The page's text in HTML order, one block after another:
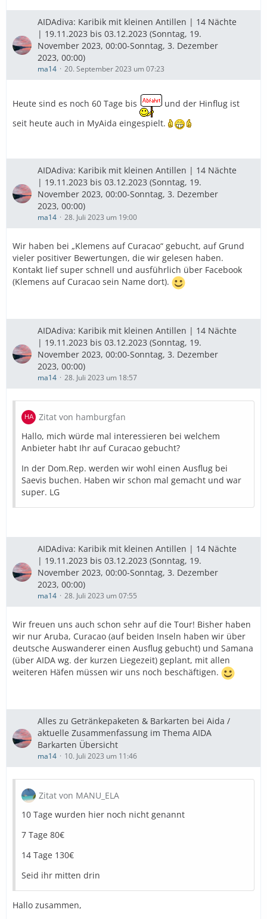
AIDAdiva: Karibik mit kleinen Antillen | 14 Nächte
| 19.11.2023 bis 03.12.2023 (Sonntag, 19.
November 2023, 00:00-Sonntag, 3. Dezember
2023, 00:00)
ma14 20. September 2023 um 07:23
Heute sind es noch 60 Tage bis
und der Hinflug ist
seit heute auch in MyAida eingespielt.
AIDAdiva: Karibik mit kleinen Antillen | 14 Nächte
| 19.11.2023 bis 03.12.2023 (Sonntag, 19.
November 2023, 00:00-Sonntag, 3. Dezember
2023, 00:00)
ma14 28. Juli 2023 um 19:00
Wir haben bei „Klemens auf Curacao“ gebucht, auf Grund
vieler positiver Bewertungen, die wir gelesen haben.
Kontakt lief super schnell und ausführlich über Facebook
(Klemens auf Curacao sein Name dort).
AIDAdiva: Karibik mit kleinen Antillen | 14 Nächte
| 19.11.2023 bis 03.12.2023 (Sonntag, 19.
November 2023, 00:00-Sonntag, 3. Dezember
2023, 00:00)
ma14 28. Juli 2023 um 18:57
Zitat von hamburgfan
Hallo, mich würde mal interessieren bei welchem
Anbieter habt Ihr auf Curacao gebucht?
In der Dom.Rep. werden wir wohl einen Ausflug bei
Saevis buchen. Haben wir schon mal gemacht und war
super. LG
AIDAdiva: Karibik mit kleinen Antillen | 14 Nächte
| 19.11.2023 bis 03.12.2023 (Sonntag, 19.
November 2023, 00:00-Sonntag, 3. Dezember
2023, 00:00)
ma14 28. Juli 2023 um 07:55
Wir freuen uns auch schon sehr auf die Tour! Bisher haben
wir nur Aruba, Curacao (auf beiden Inseln haben wir über
deutsche Auswanderer einen Ausflug gebucht) und Samana
(über AIDA wg. der kurzen Liegezeit) geplant, mit allen
weiteren Häfen müssen wir uns noch beschäftigen.
Alles zu Getränkepaketen & Barkarten bei Aida /
aktuelle Zusammenfassung im Thema AIDA
Barkarten Übersicht
ma14 10. Juli 2023 um 11:46
Zitat von MANU_ELA
10 Tage wurden hier noch nicht genannt
7 Tage 80€
14 Tage 130€
Seid ihr mitten drin
Hallo zusammen,